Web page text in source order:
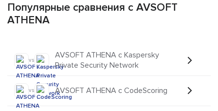
Популярные сравнения с AVSOFT
ATHENA
vs
AVSOFT ATHENA с Kaspersky
Private Security Network
vs AVSOFT ATHENA с CodeScoring